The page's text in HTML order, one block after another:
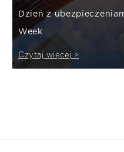
Dzień z
Week
Czytaj więcej >